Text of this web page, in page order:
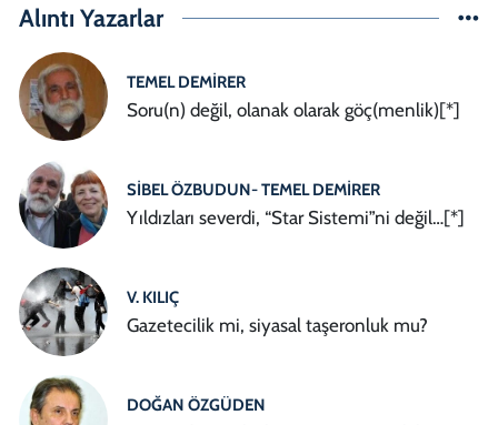
Alıntı Yazarlar
TEMEL DEMIRER
Soru(n) değil, olanak olarak göç(menlik)[*]
SIBEL ÖZBUDUN- TEMEL DEMIRER
Yıldızları severdi, “Star Sistemi”ni değil…[*]
V. KILIÇ
Gazetecilik mi, siyasal taşeronluk mu?
DOĞAN ÖZGÜDEN